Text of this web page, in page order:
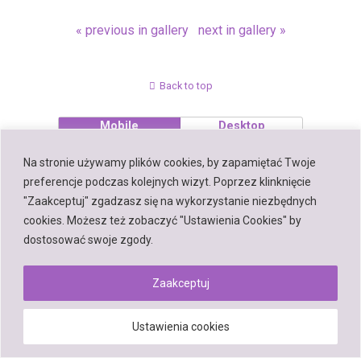
Na stronie używamy plików cookies, by zapamiętać Twoje
preferencje podczas kolejnych wizyt. Poprzez klinknięcie
"Zaakceptuj" zgadzasz się na wykorzystanie niezbędnych
cookies. Możesz też zobaczyć "Ustawienia Cookies" by
dostosować swoje zgody.
Ustawienia cookies
Zaakceptuj
« previous in gallery next in gallery »
Back to top
Mobile Desktop
Powered by
WPtouch Mobile Suite for WordPress